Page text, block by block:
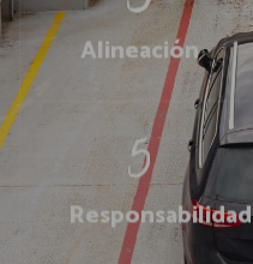
Alineación
Responsabilidad